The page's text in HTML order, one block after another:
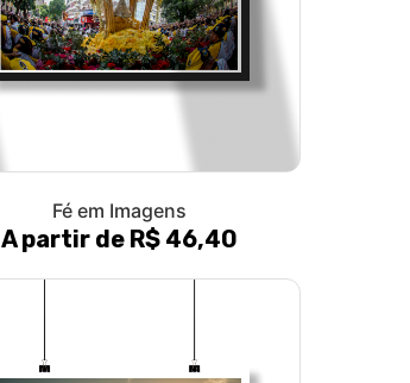
Fé em Imagens
A partir de R$ 46,40